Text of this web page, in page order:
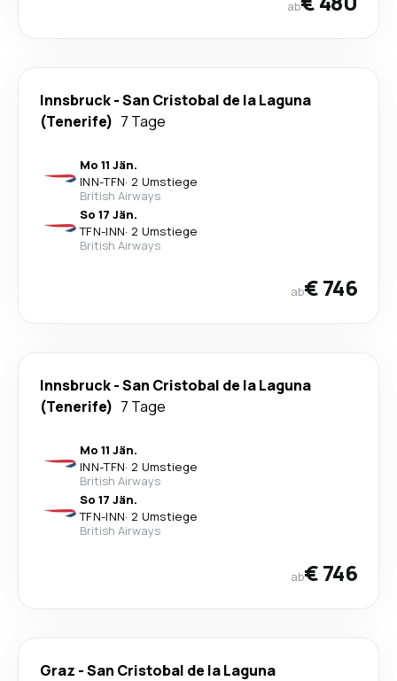
ab
Innsbruck-San Cristobal de la Laguna
(Tenerife) 7 Tage
Mo 11 Jän.
INN-TFN· 2 Umstiege
British Airways
So 17 Jän.
TFN-INN· 2 Umstiege
British Airways
ab€ 746
Innsbruck-San Cristobal de la Laguna
(Tenerife) 7 Tage
Mo 11 Jän.
INN-TFN· 2 Umstiege
British Airways
So 17 Jän.
TFN-INN· 2 Umstiege
British Airways
ab€ 746
Graz -San Cristobal de la Laguna